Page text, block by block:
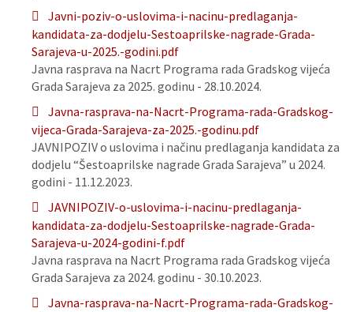
Javni-poziv-o-uslovima-i-nacinu-predlaganja-
kandidata-za-dodjelu-Sestoaprilske-nagrade-Grada-
Sarajeva-u-2025.-godini.pdf
Javna rasprava na Nacrt Programa rada Gradskog vijeća
Grada Sarajeva za 2025. godinu - 28.10.2024.
Javna-rasprava-na-Nacrt-Programa-rada-Gradskog-
vijeca-Grada-Sarajeva-za-2025.-godinu.pdf
JAVNIPOZIV o uslovima i načinu predlaganja kandidata za
dodjelu “Šestoaprilske nagrade Grada Sarajeva” u 2024.
godini - 11.12.2023.
JAVNIPOZIV-o-uslovima-i-nacinu-predlaganja-
kandidata-za-dodjelu-Sestoaprilske-nagrade-Grada-
Sarajeva-u-2024-godini-f.pdf
Javna rasprava na Nacrt Programa rada Gradskog vijeća
Grada Sarajeva za 2024. godinu - 30.10.2023.
Javna-rasprava-na-Nacrt-Programa-rada-Gradskog-